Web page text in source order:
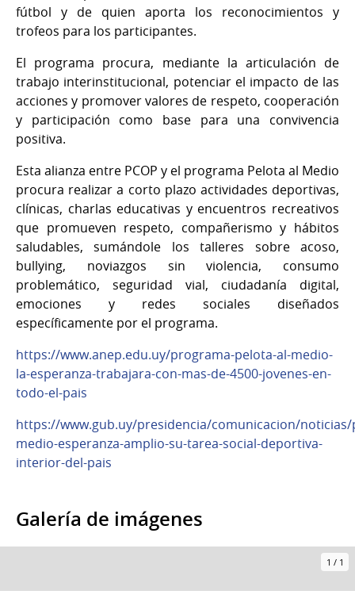
fútbol y de quien aporta los reconocimientos y
trofeos para los participantes.
El programa procura, mediante la articulación de
trabajo interinstitucional, potenciar el impacto de las
acciones y promover valores de respeto, cooperación
y participación como base para una convivencia
positiva.
Esta alianza entre PCOP y el programa Pelota al Medio
procura realizar a corto plazo actividades deportivas,
clínicas, charlas educativas y encuentros recreativos
que promueven respeto, compañerismo y hábitos
saludables, sumándole los talleres sobre acoso,
bullying, noviazgos sin violencia, consumo
problemático, seguridad vial, ciudadanía digital,
emociones y redes sociales diseñados
específicamente por el programa.
https://www.anep.edu.uy/programa-pelota-al-medio-
la-esperanza-trabajara-con-mas-de-4500-jovenes-en-
todo-el-pais
https://www.gub.uy/presidencia/comunicacion/
medio-esperanza-amplio-su-tarea-social-deportiva-
interior-del-pais
Galería de imágenes
1 / 1